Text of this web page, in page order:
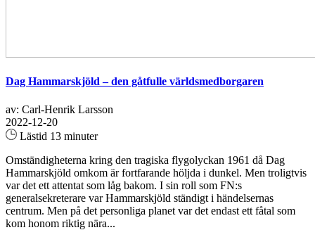
Dag Hammarskjöld – den gåtfulle världsmedborgaren
av: Carl-Henrik Larsson
2022-12-20
Lästid 13 minuter
Omständigheterna kring den tragiska flygolyckan 1961 då Dag
Hammarskjöld omkom är fortfarande höljda i dunkel. Men troligtvis
var det ett attentat som låg bakom. I sin roll som FN:s
generalsekreterare var Hammarskjöld ständigt i händelsernas
centrum. Men på det personliga planet var det endast ett fåtal som
kom honom riktig nära...